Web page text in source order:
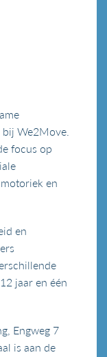
We2Move.
focus op
en
en
jaar en één
Engweg 7
is aan de